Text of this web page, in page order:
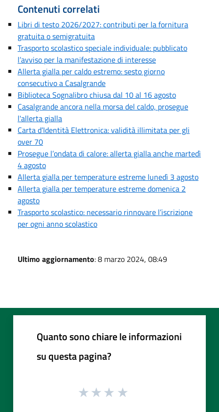
Contenuti correlati
Libri di testo 2026/2027: contributi per la fornitura
gratuita o semigratuita
Trasporto scolastico speciale individuale: pubblicato
l’avviso per la manifestazione di interesse
Allerta gialla per caldo estremo: sesto giorno
consecutivo a Casalgrande
Biblioteca Sognalibro chiusa dal 10 al 16 agosto
Casalgrande ancora nella morsa del caldo, prosegue
l'allerta gialla
Carta d’Identità Elettronica: validità illimitata per gli
over 70
Prosegue l’ondata di calore: allerta gialla anche martedì
4 agosto
Allerta gialla per temperature estreme lunedì 3 agosto
Allerta gialla per temperature estreme domenica 2
agosto
Trasporto scolastico: necessario rinnovare l’iscrizione
per ogni anno scolastico
Ultimo aggiornamento: 8 marzo 2024, 08:49
Quanto sono chiare le informazioni
su questa pagina?